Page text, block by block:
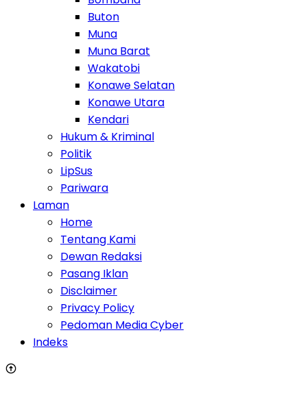
Buton
Muna
Muna Barat
Wakatobi
Konawe Selatan
Konawe Utara
Kendari
Hukum & Kriminal
Politik
LipSus
Pariwara
Laman
Home
Tentang Kami
Dewan Redaksi
Pasang Iklan
Disclaimer
Privacy Policy
Pedoman Media Cyber
Indeks